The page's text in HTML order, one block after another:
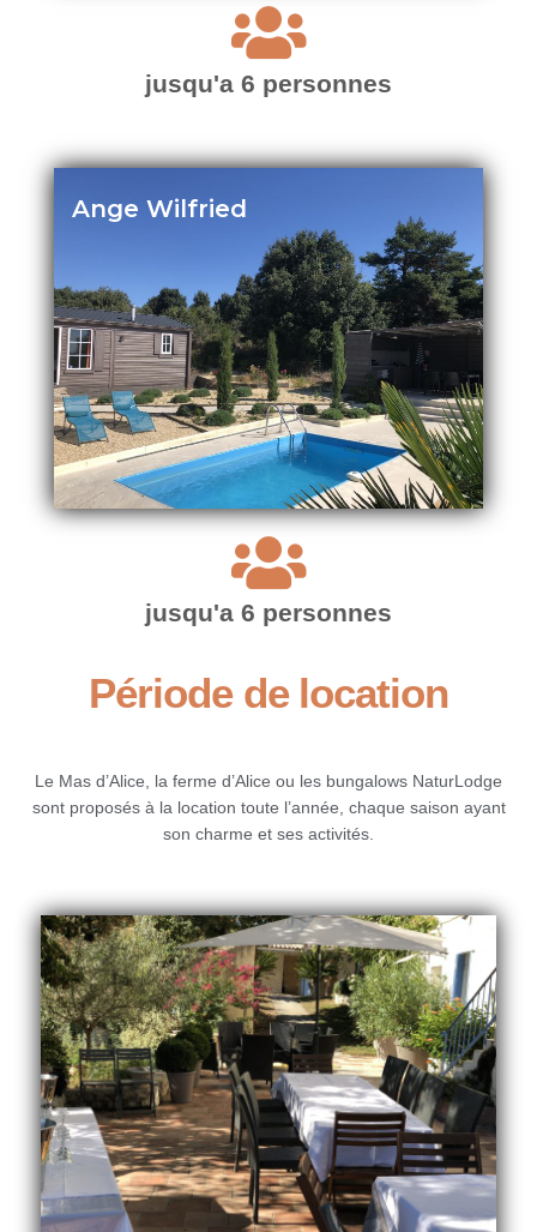
jusqu'a 6 personnes
Ange Wilfried
jusqu'a 6 personnes
Période de location
Le Mas d’Alice, la ferme d’Alice ou les bungalows NaturLodge
sont proposés à la location toute l’année, chaque saison ayant
son charme et ses activités.